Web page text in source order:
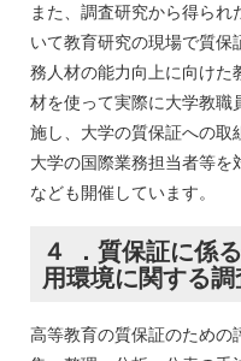
また、調査研究から得ら
いて教育研究の現場で質保
務人材の能力向上に向けた
材を使って実際に大学教職
施し、大学の質保証への取
大学の国際業務担当者等を
なども開催しています。
４ ．質保証に係
用環境に関する
高等教育の質保証のための